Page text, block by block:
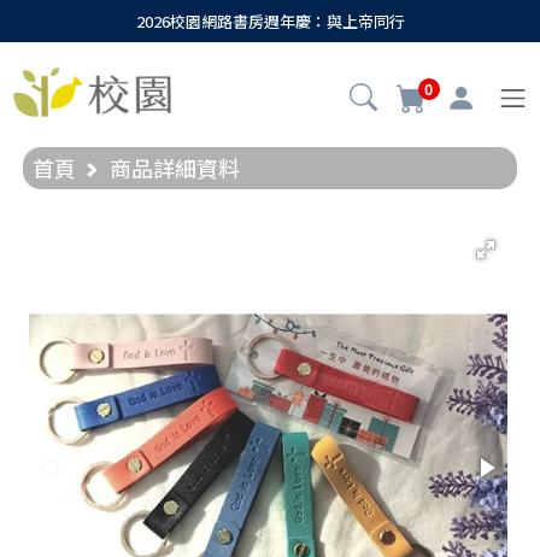
2026校園網路書房週年慶：與上帝同行
0
首頁 商品詳細資料